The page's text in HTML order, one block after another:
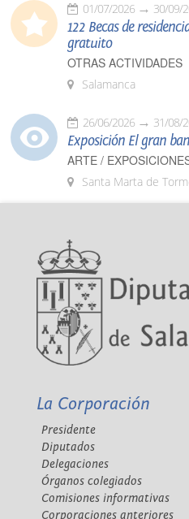
01/07/2026 30/09/
122 Becas de
gratuito
OTRAS ACTIVIDADES
Salamanca
26/06/2026 31/08/
Exposición El gran
ARTE /
Santa Marta de
La Corporación
Presidente
Diputados
Delegaciones
Órganos colegiados
Comisiones informativas
Corporaciones anteriores